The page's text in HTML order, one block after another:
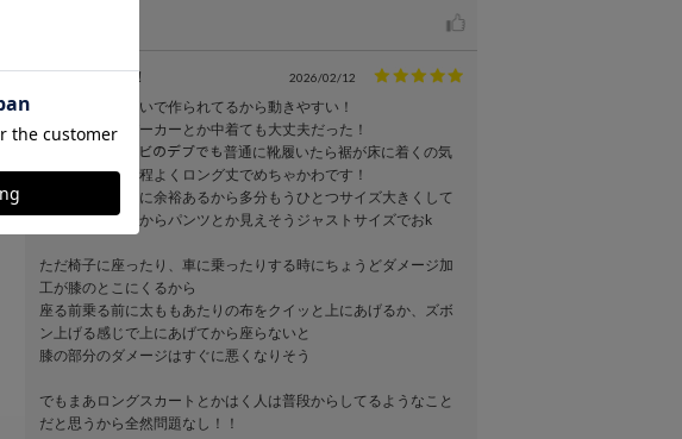
合わせやすい！ 2026/02/12
ダボッと着るていで作られてるから動きやすい！
結構ゴツめのパーカーとか中着ても大丈夫だった！
158㌢98㌔のチビのデブでも普通に靴履いたら裾が床に着くの気
にならないし、程よくロング丈でめちゃかわです！
サイズ感ほんとに余裕あるから多分もうひとつサイズ大きくして
しまうと横の上からパンツとか見えそうジャストサイズでおk
ただ椅子に座ったり、車に乗ったりする時にちょうどダメージ加
工が膝のとこにくるから
座る前乗る前に太ももあたりの布をクイッと上にあげるか、ズボ
ン上げる感じで上にあげてから座らないと
膝の部分のダメージはすぐに悪くなりそう
でもまあロングスカートとかはく人は普段からしてるようなこと
だと思うから全然問題なし！！